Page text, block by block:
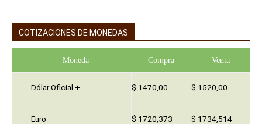
COTIZACIONES DE MONEDAS
Moneda Compra Venta
Dólar Oficial + $ 1470,00 $ 1520,00
Euro $ 1720,373 $ 1734,514